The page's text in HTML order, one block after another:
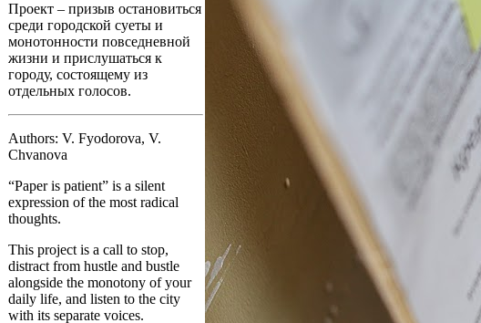
Проект – призыв остановиться
среди городской суеты и
монотонности повседневной
жизни и прислушаться к
городу, состоящему из
отдельных голосов.
Authors: V. Fyodorova, V.
Chvanova
“Paper is patient” is a silent
expression of the most radical
thoughts.
This project is a call to stop,
distract from hustle and bustle
alongside the monotony of your
daily life, and listen to the city
with its separate voices.